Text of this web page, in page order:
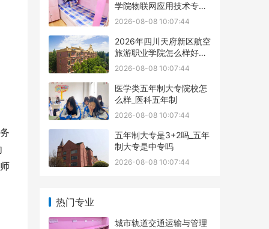
学院物联网应用技术专业
如何
2026-08-08 10:07:44
2026年四川天府新区航空
旅游职业学院怎么样好不
好
2026-08-08 10:07:44
医学类五年制大专院校怎
么样_医科五年制
2026-08-08 10:07:44
五年制大专是3+2吗_五年
制大专是中专吗
2026-08-08 10:07:44
热门专业
城市轨道交通运输与管理